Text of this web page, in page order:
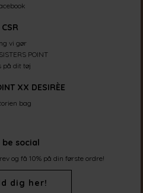
CSR
vi gør
POINT
på dit tøj
XX DESIRÈE
bag
social
og få 10% på din første ordre!
dig her!